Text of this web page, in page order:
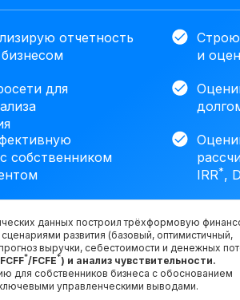
для
отчетность
собственником
и
IRR*,
данных построил трёхформовую
развития (базовый, оптимистичный,
выручки, себестоимости и денежных
*/FCFE*) и анализ чувствительности.
для собственников бизнеса с обоснованием
управленческими выводами.